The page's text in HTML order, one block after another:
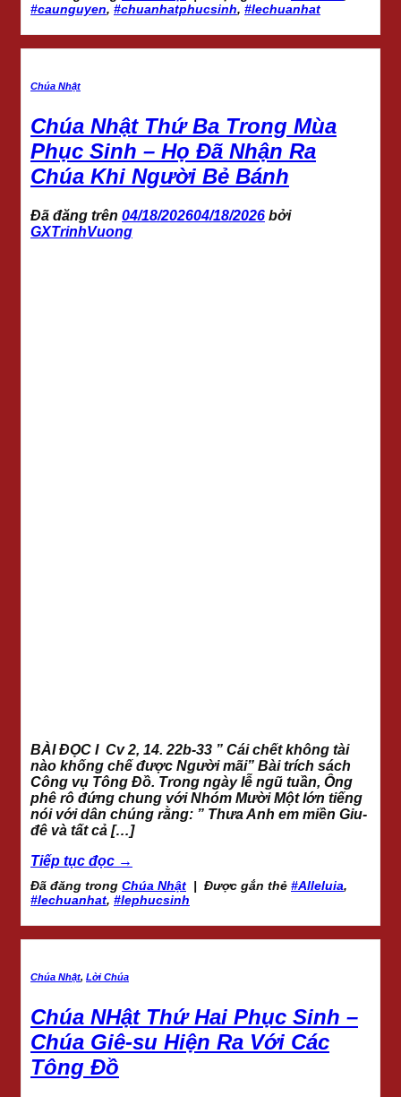
#caunguyen, #chuanhatphucsinh, #lechuanhat
Chúa Nhật
Chúa Nhật Thứ Ba Trong Mùa
Phục Sinh – Họ Đã Nhận Ra
Chúa Khi Người Bẻ Bánh
Đã đăng trên 04/18/202604/18/2026 bởi
GXTrinhVuong
BÀI ĐỌC I Cv 2, 14. 22b-33 ” Cái chết không tài
nào khống chế được Người mãi” Bài trích sách
Công vụ Tông Đồ. Trong ngày lễ ngũ tuần, Ông
phê rô đứng chung với Nhóm Mười Một lớn tiếng
nói với dân chúng rằng: ” Thưa Anh em miền Giu-
đê và tất cả […]
Tiếp tục đọc →
Đã đăng trong Chúa Nhật | Được gắn thẻ #Alleluia,
#lechuanhat, #lephucsinh
Chúa Nhật, Lời Chúa
Chúa NHật Thứ Hai Phục Sinh –
Chúa Giê-su Hiện Ra Với Các
Tông Đồ